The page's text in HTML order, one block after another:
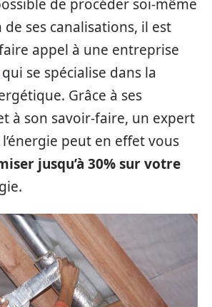
de procéder soi-même
ses canalisations, il est
appel à une entreprise
qui se spécialise dans la
Grâce à ses
à son savoir-faire, un expert
peut en effet vous
jusqu’à 30% sur votre